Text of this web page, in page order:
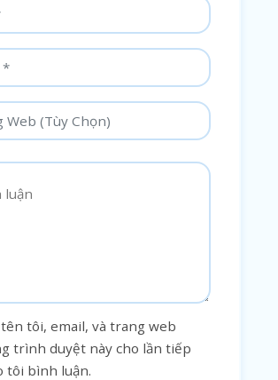
tôi, email, và trang web
trình duyệt này cho lần tiếp
tôi bình luận.